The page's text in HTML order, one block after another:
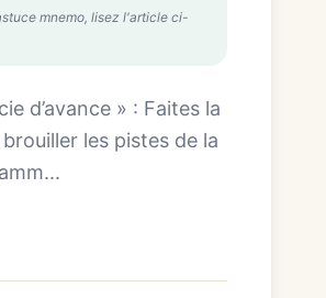
mnemo, lisez l'article ci-
d’avance » : Faites la
les pistes de la